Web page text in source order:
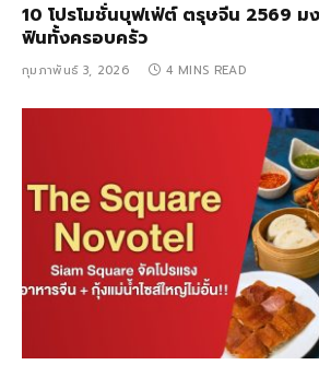
10 โปรโมชั่นบุฟเฟ่ต์ ตรุษจีน 2569 ม
ฟินทั้งครอบครัว
กุมภาพันธ์ 3, 2026 4 MINS READ